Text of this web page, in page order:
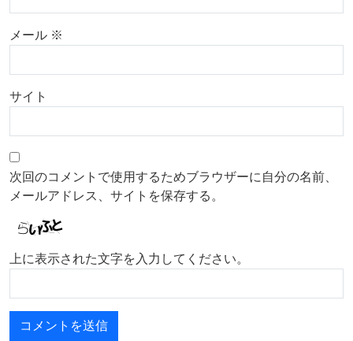
メール ※
サイト
次回のコメントで使用するためブラウザーに自分の名前、
メールアドレス、サイトを保存する。
上に表示された文字を入力してください。